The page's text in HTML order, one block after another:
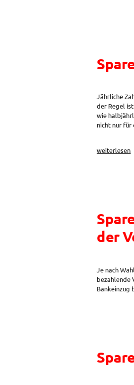
Jährliche
der Regel
wie
nicht nur für
„Sparen
weiterlesen
der
Je nach
bezahlende
Bankeinzug